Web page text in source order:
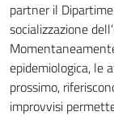
partner il
socializzazione
epidemiologica, le
prossimo,
improvvisi